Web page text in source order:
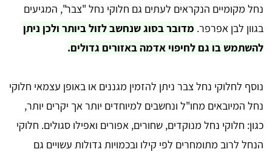
נחל מקומיים הנקראים לעתים גם חלוקי נחל "צבר", המגיעים
בגוון לבן אפרפר. מדובר בסוג שנחשב לזול ביותר ולכן ניתן
להשתמש בו גם לחיפוי אדמה באזורים גדולים.
נוסף לחלוקי נחל צבר ניתן להזמין מגננים או באופן עצמאי חלוקי
נחל המיובאים מחו"ל ונחשבים למיוחדים יותר אך יקרים יותר,
כגון: חלוקי נחל מנוקדים, שחורים, אפורים ואפילו סגולים. חלוקי
הנחל לרוב מתומחרים לפי קילו ובכמויות גדולות עשויים גם